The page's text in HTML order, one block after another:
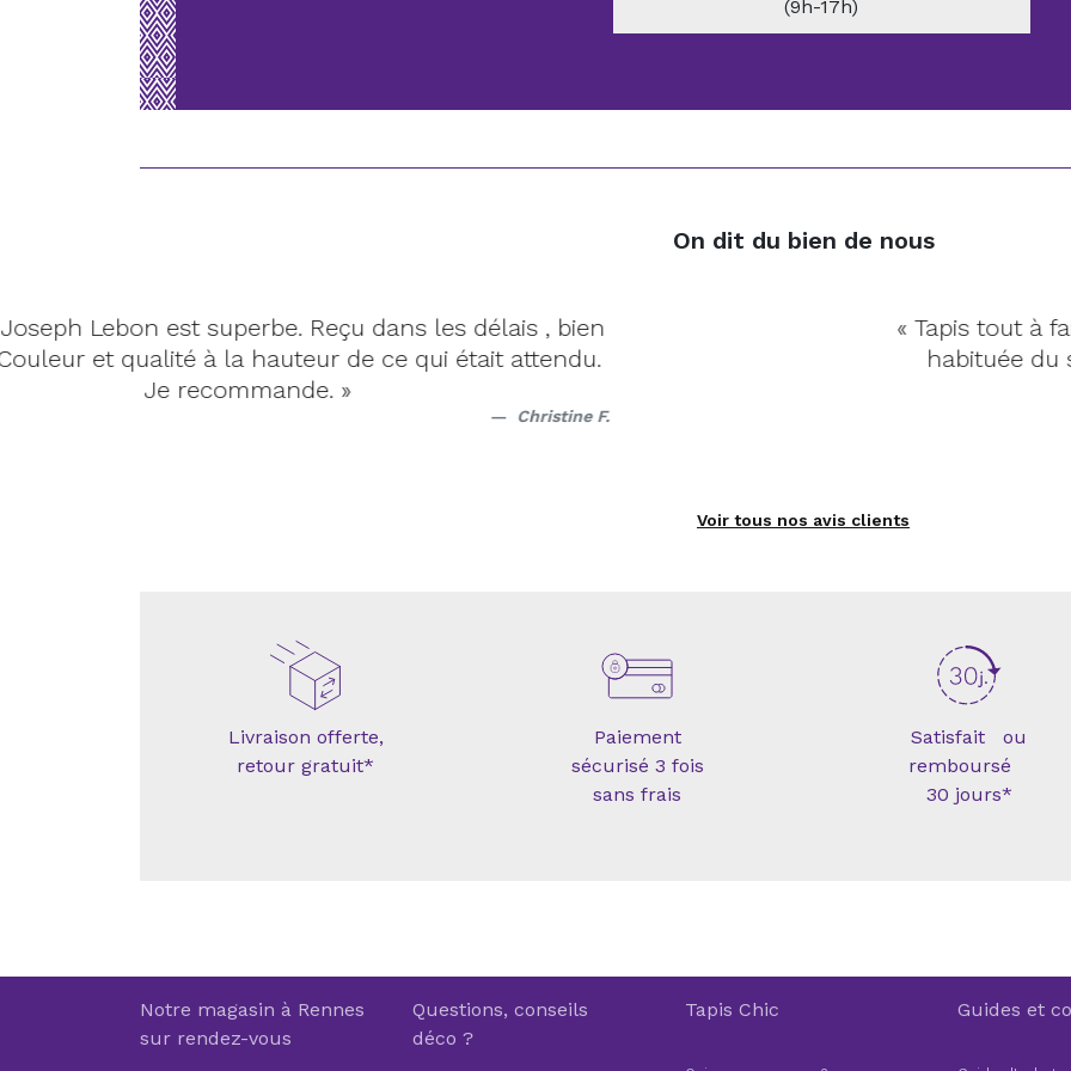
(9h-17h)
On dit du bien de nous
les délais , bien
était attendu.
« Tapis tout à fait correspondant, qualité top. Je
habituée du site et je suis toujours aussi
Voir tous nos avis clients
Livraison offerte,
retour gratuit*
Paiement
sécurisé 3 fois
sans frais
Satisfait ou
remboursé
30 jours*
Notre magasin à Rennes
sur rendez-vous
Questions, conseils
déco ?
Tapis Chic Guides et